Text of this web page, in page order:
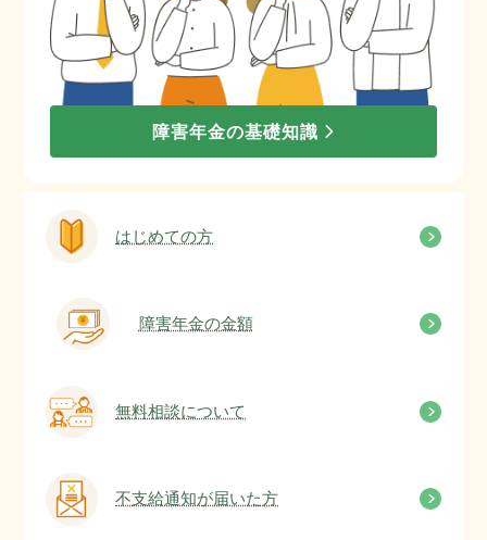
障害年金の基礎知識
はじめての方
障害年金の金額
無料相談について
不支給通知が届いた方